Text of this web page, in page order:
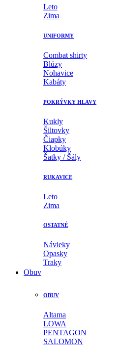
Leto
Zima
UNIFORMY
Combat shirty
Blúzy
Nohavice
Kabáty
POKRÝVKY HLAVY
Kukly
Šiltovky
Čiapky
Klobúky
Šatky / Šály
RUKAVICE
Leto
Zima
OSTATNÉ
Návleky
Opasky
Traky
Obuv
OBUV
Altama
LOWA
PENTAGON
SALOMON